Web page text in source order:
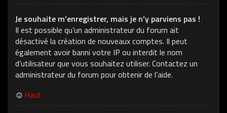
Je souhaite m’enregistrer, mais je n’y parviens pas !
Il est possible qu’un administrateur du forum ait
désactivé la création de nouveaux comptes. Il peut
également avoir banni votre IP ou interdit le nom
d’utilisateur que vous souhaitez utiliser. Contactez un
administrateur du forum pour obtenir de l’aide.
Haut